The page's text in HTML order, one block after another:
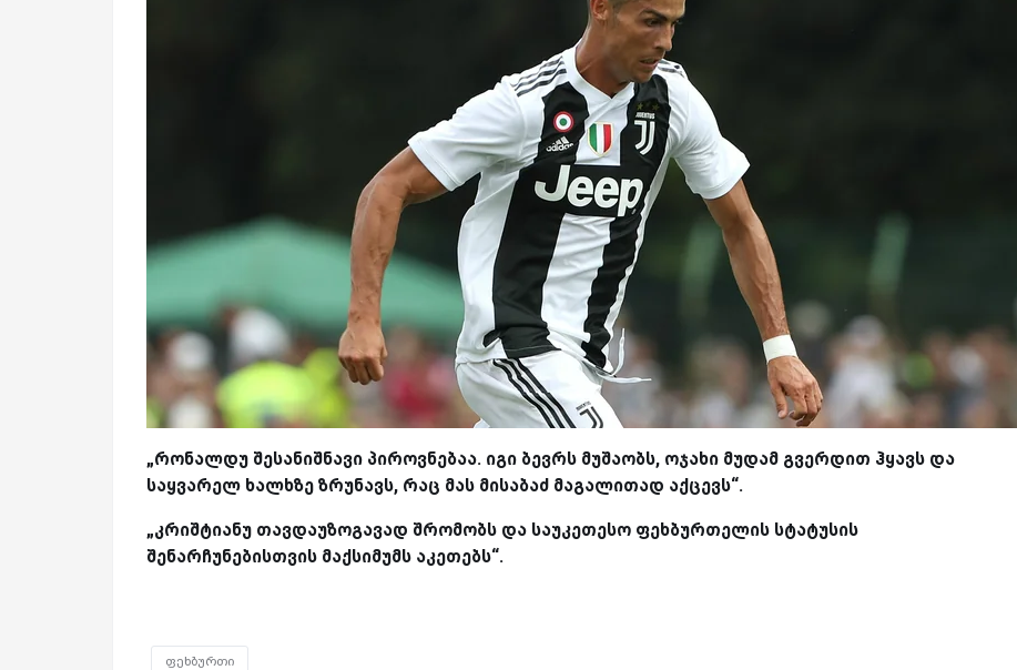
„რონალდუ შესანიშნავი პიროვნებაა. იგი ბევრს მუშაობს, ოჯახი მუდამ გვერდით ჰყავს და
საყვარელ ხალხზე ზრუნავს, რაც მას მისაბაძ მაგალითად აქცევს“.
„კრიშტიანუ თავდაუზოგავად შრომობს და საუკეთესო ფეხბურთელის სტატუსის
შენარჩუნებისთვის მაქსიმუმს აკეთებს“.
ფეხბურთი